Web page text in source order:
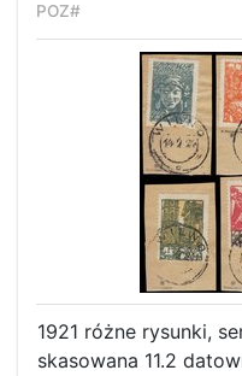
1921 różne rysunki,
skasowana 11.2